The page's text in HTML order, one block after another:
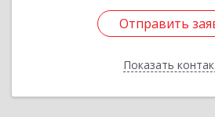
Отправить
Показать
Отправить
Назад